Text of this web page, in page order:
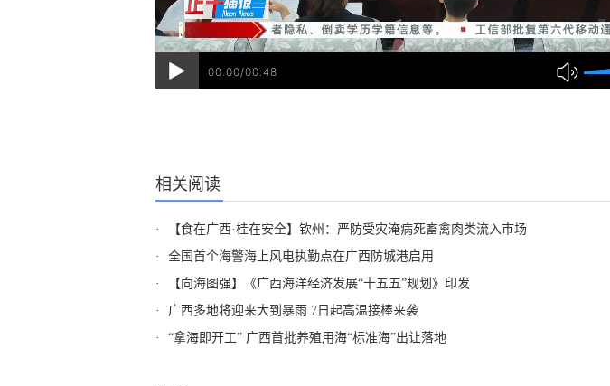
00:00/00:48
相关阅读
· 【食在广西·桂在安全】钦州：严防受灾淹病死畜禽肉类流入市场
·
全国首个海警海上风电执勤点在广西防城港启用
·
【向海图强】《广西海洋经济发展“十五五”规划》印发
·
广西多地将迎来大到暴雨 7日起高温接棒来袭
·
“拿海即开工” 广西首批养殖用海“标准海”出让落地